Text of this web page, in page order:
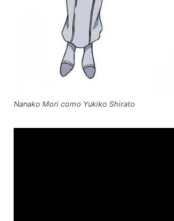
Nanako Mori como Yukiko Shirato